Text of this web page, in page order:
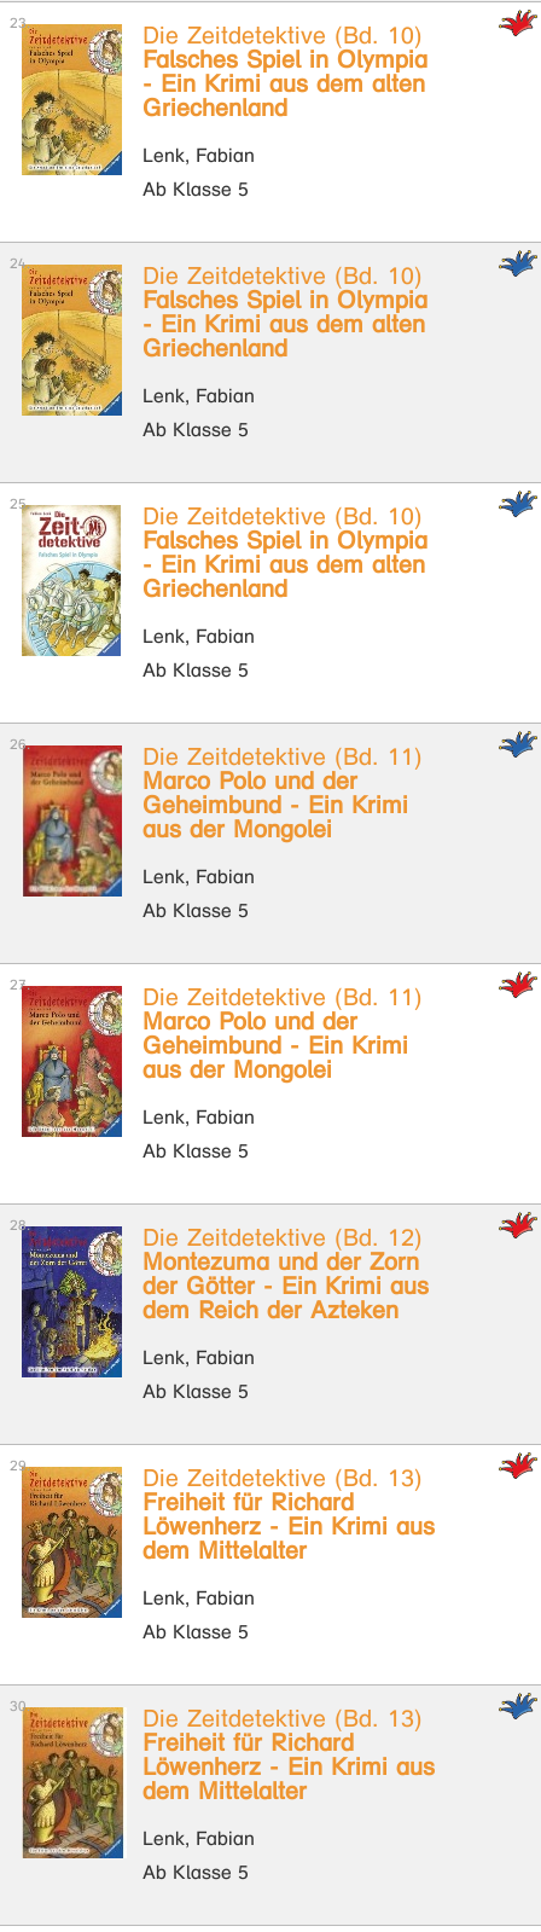
Die Zeitdetektive (Bd. 10)
Falsches Spiel in Olympia
- Ein Krimi aus dem alten
Griechenland
Lenk, Fabian
Ab Klasse 5
Die Zeitdetektive (Bd. 10)
Falsches Spiel in Olympia
- Ein Krimi aus dem alten
Griechenland
Lenk, Fabian
Ab Klasse 5
Die Zeitdetektive (Bd. 10)
Falsches Spiel in Olympia
- Ein Krimi aus dem alten
Griechenland
Lenk, Fabian
Ab Klasse 5
Die Zeitdetektive (Bd. 11)
Marco Polo und der
Geheimbund - Ein Krimi
aus der Mongolei
Lenk, Fabian
Ab Klasse 5
Die Zeitdetektive (Bd. 11)
Marco Polo und der
Geheimbund - Ein Krimi
aus der Mongolei
Lenk, Fabian
Ab Klasse 5
Die Zeitdetektive (Bd. 12)
Montezuma und der Zorn
der Götter - Ein Krimi aus
dem Reich der Azteken
Lenk, Fabian
Ab Klasse 5
Die Zeitdetektive (Bd. 13)
Freiheit für Richard
Löwenherz - Ein Krimi aus
dem Mittelalter
Lenk, Fabian
Ab Klasse 5
Die Zeitdetektive (Bd. 13)
Freiheit für Richard
Löwenherz - Ein Krimi aus
dem Mittelalter
Lenk, Fabian
Ab Klasse 5